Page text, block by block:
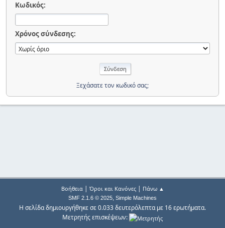
Κωδικός:
Χρόνος σύνδεσης:
Ξεχάσατε τον κωδικό σας;
Βοήθεια| Όροι και Κανόνες| Πάνω ▲
SMF 2.1.6 © 2025, Simple Machines
Η σελίδα δημιουργήθηκε σε 0.033 δευτερόλεπτα με 16 ερωτήματα.
Μετρητής επισκέψεων: